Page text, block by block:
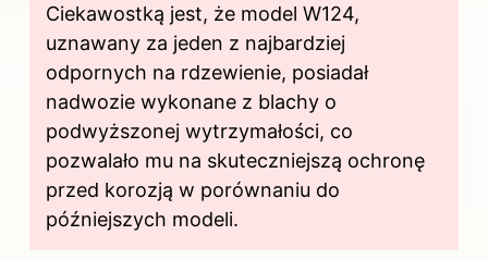
Ciekawostką jest, że model W124,
uznawany za jeden z najbardziej
odpornych na rdzewienie, posiadał
nadwozie wykonane z blachy o
podwyższonej wytrzymałości, co
pozwalało mu na skuteczniejszą ochronę
przed korozją w porównaniu do
późniejszych modeli.